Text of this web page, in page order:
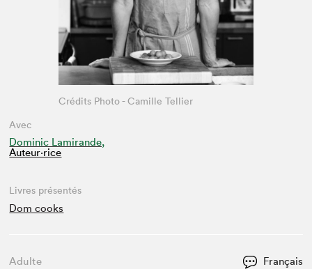
Avec
Dominic Lamirande,
Auteur·rice
Crédits Photo - Camille Tellier
Livres présentés
Dom cooks
Adulte Français